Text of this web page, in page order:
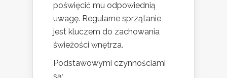
poświęcić mu odpowiednią
uwagę. Regularne sprzątanie
jest kluczem do zachowania
świeżości wnętrza.
Podstawowymi czynnościami